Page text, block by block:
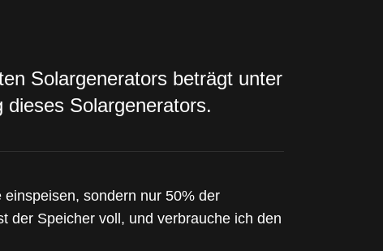
Solargenerators beträgt unter
Solargenerators.
sondern nur 50% der
der Speicher voll, und verbrauche ich den